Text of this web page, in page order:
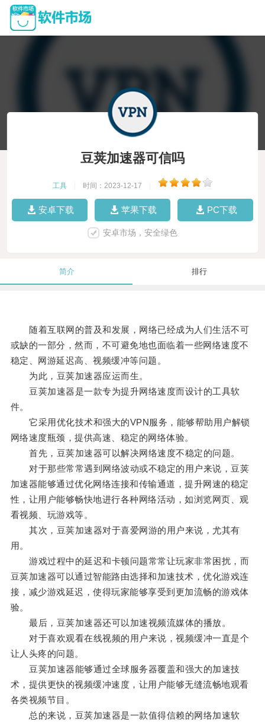
豆荚加速器可信吗
工具 时间：2023-12-17
安卓下载 苹果下载 PC下载
安卓市场，安全绿色
简介 排行
随着互联网的普及和发展，网络已经成为人们生活不可
或缺的一部分，然而，不可避免地也面临着一些网络速度不
稳定、网游延迟高、视频缓冲等问题。
为此，豆荚加速器应运而生。
豆荚加速器是一款专为提升网络速度而设计的工具软
件。
它采用优化技术和强大的VPN服务，能够帮助用户解锁
网络速度瓶颈，提供高速、稳定的网络体验。
首先，豆荚加速器可以解决网络速度不稳定的问题。
对于那些常常遇到网络波动或不稳定的用户来说，豆荚
加速器能够通过优化网络连接和传输通道，提升网速的稳定
性，让用户能够畅快地进行各种网络活动，如浏览网页、观
看视频、玩游戏等。
其次，豆荚加速器对于喜爱网游的用户来说，尤其有
用。
游戏过程中的延迟和卡顿问题常常让玩家非常困扰，而
豆荚加速器可以通过智能路由选择和加速技术，优化游戏连
接，减少游戏延迟，使得玩家能够享受到更加流畅的游戏体
验。
最后，豆荚加速器还可以加速视频流媒体的播放。
对于喜欢观看在线视频的用户来说，视频缓冲一直是个
让人头疼的问题。
豆荚加速器能够通过全球服务器覆盖和强大的加速技
术，提供更快的视频缓冲速度，让用户能够无缝流畅地观看
各类视频节目。
总的来说，豆荚加速器是一款值得信赖的网络加速软